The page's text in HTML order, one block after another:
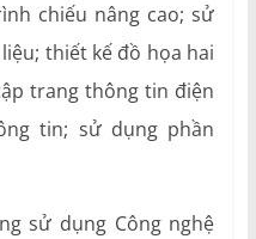
chiếu nâng cao; sử
thiết kế đồ họa hai
trang thông tin điện
tin; sử dụng phần
sử dụng Công nghệ